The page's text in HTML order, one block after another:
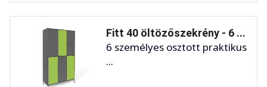
Fitt 40 öltözőszekrény - 6 ...
6 személyes osztott praktikus
...